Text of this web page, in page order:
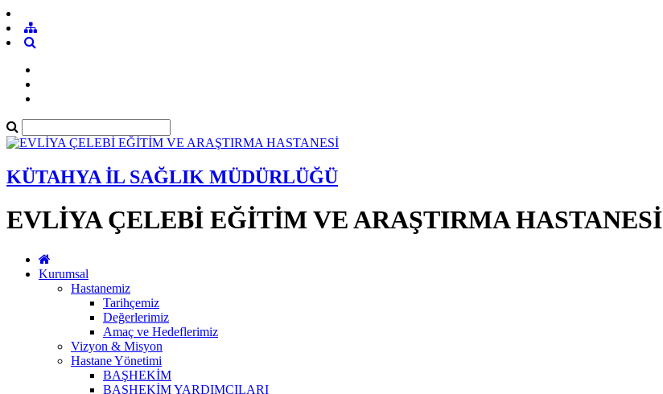
KÜTAHYA İL SAĞLIK MÜDÜRLÜĞÜ
EVLİYA ÇELEBİ EĞİTİM VE ARAŞTIRMA HASTANESİ
Kurumsal
Hastanemiz
Tarihçemiz
Değerlerimiz
Amaç ve Hedeflerimiz
Vizyon & Misyon
Hastane Yönetimi
BAŞHEKİM
BAŞHEKİM YARDIMCILARI